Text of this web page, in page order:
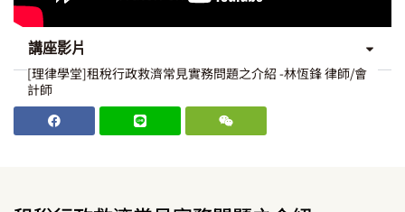
講座影片
[理律學堂]租稅行政救濟常見實務問題之介紹 -林恆鋒 律師/會
計師